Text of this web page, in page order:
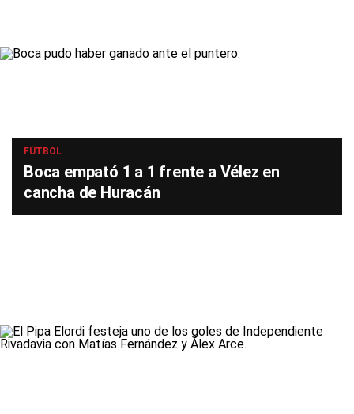
FÚTBOL
Boca empató 1 a 1 frente a Vélez en
cancha de Huracán